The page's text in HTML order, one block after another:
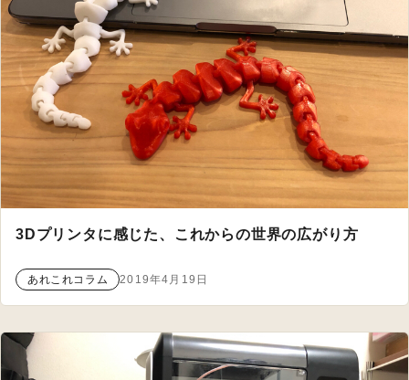
3Dプリンタに感じた、これからの世界の広がり方
あれこれコラム 2019年4月19日